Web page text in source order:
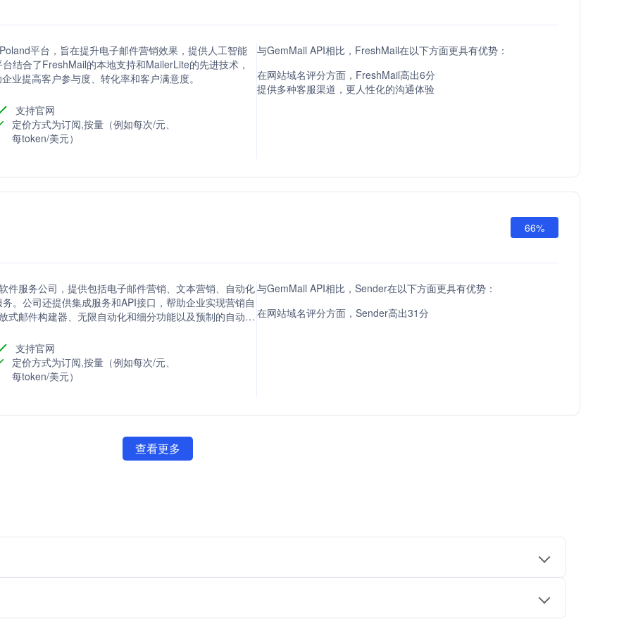
平台，旨在提升电子邮件营销效果，提供人工智能
结合了FreshMail的本地支持和MailerLite的先进技术，
业提高客户参与度、转化率和客户满意度。
支持官网
定价方式为订阅,按量（例如每次/元、
每token/美元）
与GemMail API相比，FreshMail在以下方面更具有优势：
在网站域名评分方面，FreshMail高出6分
提供多种客服渠道，更人性化的沟通体验
66%
件服务公司，提供包括电子邮件营销、文本营销、自动化
。公司还提供集成服务和API接口，帮助企业实现营销自
式邮件构建器、无限自动化和细分功能以及预制的自动化
支持官网
定价方式为订阅,按量（例如每次/元、
每token/美元）
与GemMail API相比，Sender在以下方面更具有优势：
在网站域名评分方面，Sender高出31分
查看更多